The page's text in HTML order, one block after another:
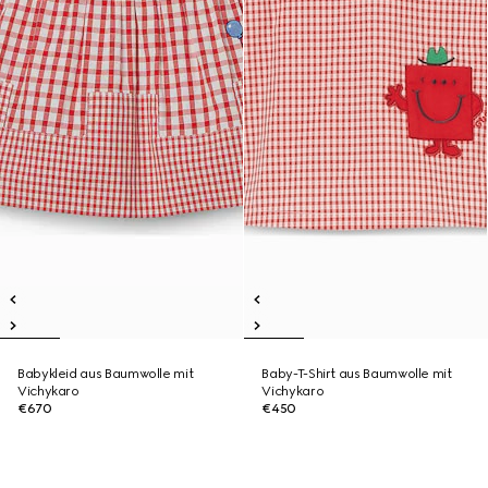
Babykleid aus Baumwolle mit
Vichykaro
€670
Baby-T-Shirt aus Baumwolle mit
Vichykaro
€450